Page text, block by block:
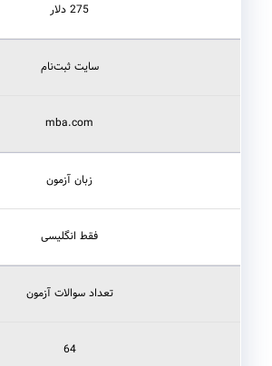
275 دلار
سایت ثبت‌نام
mba.com
زبان آزمون
فقط انگلیسی
تعداد سوالات آزمون
64